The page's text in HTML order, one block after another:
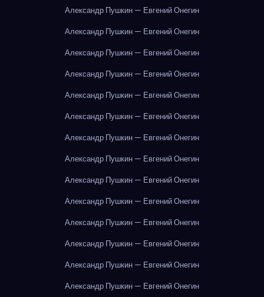
Александр Пушкин — Евгений Онегин
Александр Пушкин — Евгений Онегин
Александр Пушкин — Евгений Онегин
Александр Пушкин — Евгений Онегин
Александр Пушкин — Евгений Онегин
Александр Пушкин — Евгений Онегин
Александр Пушкин — Евгений Онегин
Александр Пушкин — Евгений Онегин
Александр Пушкин — Евгений Онегин
Александр Пушкин — Евгений Онегин
Александр Пушкин — Евгений Онегин
Александр Пушкин — Евгений Онегин
Александр Пушкин — Евгений Онегин
Александр Пушкин — Евгений Онегин